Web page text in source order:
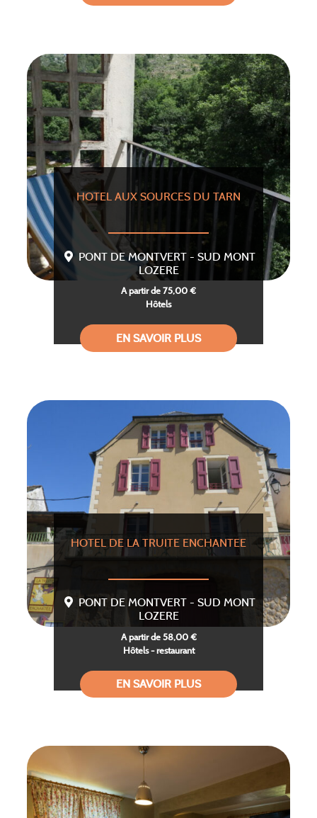
HOTEL AUX SOURCES DU TARN
PONT DE MONTVERT - SUD MONT
LOZERE
A partir de 75,00 €
Hôtels
EN SAVOIR PLUS
HOTEL DE LA TRUITE ENCHANTEE
PONT DE MONTVERT - SUD MONT
LOZERE
A partir de 58,00 €
Hôtels - restaurant
EN SAVOIR PLUS